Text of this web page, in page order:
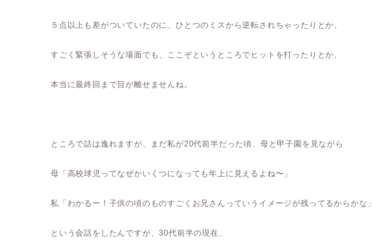
５点以上も差がついていたのに、ひとつのミスから逆転されちゃったりとか、
すごく緊張しそうな場面でも、ここぞというところでヒットを打ったりとか、
本当に最終回まで目が離せませんね。
ところで話は逸れますが、まだ私が20代前半だった頃、母と甲子園を見ながら
母「高校球児ってなぜかいくつになっても年上に見えるよね〜」
私「わかるー！子供の頃のものすごくお兄さんっていうイメージが残ってるからかな」
という会話をしたんですが、30代前半の現在、